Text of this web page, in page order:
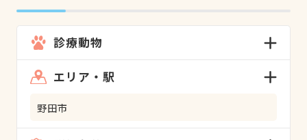
診療動物
エリア・駅
野田市